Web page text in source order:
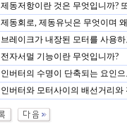
제동저항이란 것은 무엇입니까?
제동회로, 제동유닛은 무엇이며
브레이크가 내장된 모터를 사용
전자서멀 기능이란 무엇입니까?
인버터의 수명이 단축되는 요인
인버터와 모터사이의 배선거리와